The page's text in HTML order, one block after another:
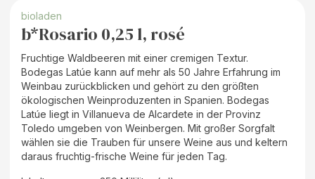
bioladen
b*Rosario 0,25 l, rosé
Fruchtige Waldbeeren mit einer cremigen Textur.
Bodegas Latúe kann auf mehr als 50 Jahre Erfahrung im
Weinbau zurückblicken und gehört zu den größten
ökologischen Weinproduzenten in Spanien. Bodegas
Latúe liegt in Villanueva de Alcardete in der Provinz
Toledo umgeben von Weinbergen. Mit großer Sorgfalt
wählen sie die Trauben für unsere Weine aus und keltern
daraus fruchtig-frische Weine für jeden Tag.